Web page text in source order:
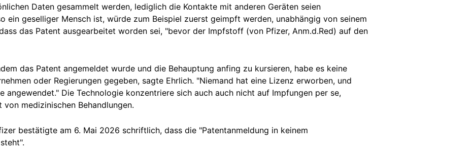
Daten gesammelt werden, lediglich die Kontakte mit anderen Geräten seien
ein geselliger Mensch ist, würde zum Beispiel zuerst geimpft werden, unabhängig von seinem
das Patent ausgearbeitet worden sei, "bevor der Impfstoff (von Pfizer, Anm.d.Red) auf den
das Patent angemeldet wurde und die Behauptung anfing zu kursieren, habe es keine
oder Regierungen gegeben, sagte Ehrlich. "Niemand hat eine Lizenz erworben, und
angewendet." Die Technologie konzentriere sich auch auch nicht auf Impfungen per se,
medizinischen Behandlungen.
bestätigte am 6. Mai 2026 schriftlich, dass die "Patentanmeldung in keinem